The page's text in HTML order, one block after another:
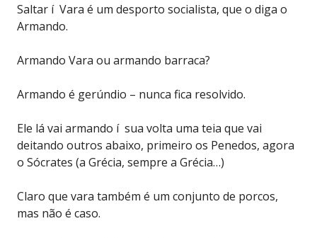
Saltar í Vara é um desporto socialista, que o diga o
Armando.
Armando Vara ou armando barraca?
Armando é gerúndio – nunca fica resolvido.
Ele lá vai armando í sua volta uma teia que vai
deitando outros abaixo, primeiro os Penedos, agora
o Sócrates (a Grécia, sempre a Grécia…)
Claro que vara também é um conjunto de porcos,
mas não é caso.